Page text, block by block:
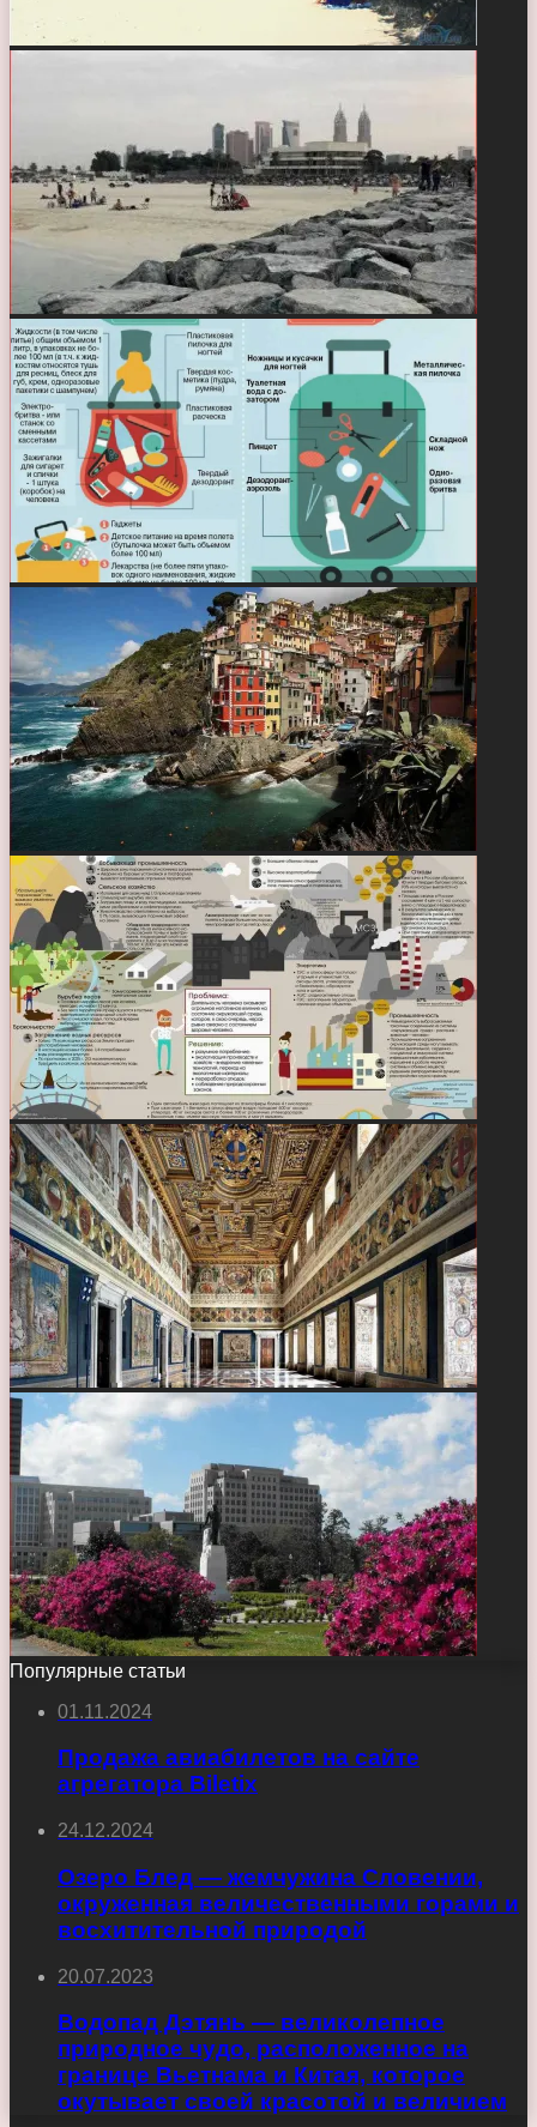
Популярные статьи
01.11.2024
Продажа авиабилетов на сайте
агрегатора Biletix
24.12.2024
Озеро Блед — жемчужина Словении,
окруженная величественными горами и
восхитительной природой
20.07.2023
Водопад Дэтянь — великолепное
природное чудо, расположенное на
границе Вьетнама и Китая, которое
окутывает своей красотой и величием